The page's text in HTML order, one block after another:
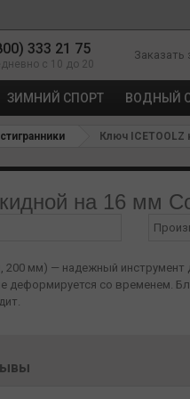
333 21 75
с 10 до 20
Заказать
ЗИМНИЙ СПОРТ ВОДНЫЙ
Ключ
на 16 мм
200 мм) — надежный
деформируется со временем.
рычаг).